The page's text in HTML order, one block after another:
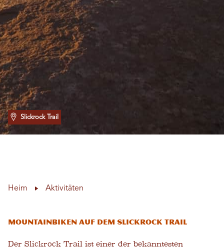
Slickrock Trail
Heim Aktivitäten
Mountainbiken auf dem Slickrock Trail
Der Slickrock Trail ist einer der bekanntesten